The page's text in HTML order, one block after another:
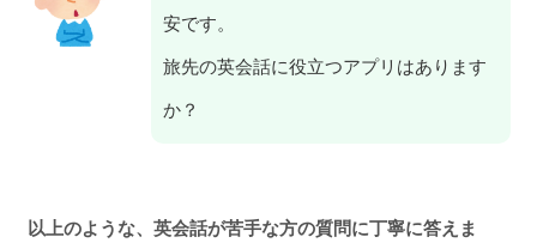
安です。
旅先の英会話に役立つアプリはあります
か？
以上のような、英会話が苦手な方の質問に丁寧に答えま